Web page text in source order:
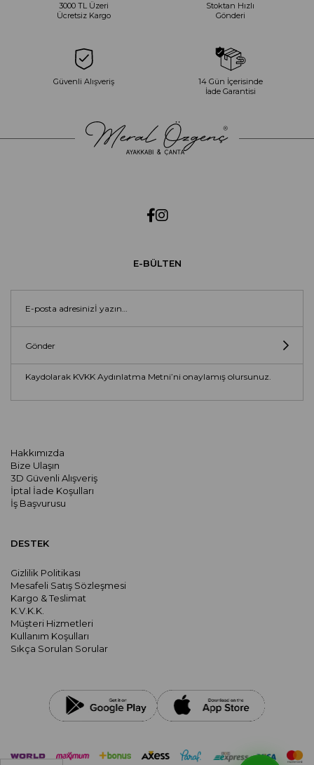
3000 TL Üzeri
Ücretsiz Kargo
Stoktan Hızlı
Gönderi
Güvenli Alışveriş
14 Gün İçerisinde
İade Garantisi
Hakkımızda
Bize Ulaşın
3D Güvenli Alışveriş
İptal İade Koşulları
İş Başvurusu
E-BÜLTEN
Gönder
Kaydolarak KVKK Aydınlatma Metni’ni onaylamış olursunuz.
DESTEK
Gizlilik Politikası
Mesafeli Satış Sözleşmesi
Kargo & Teslimat
K.V.K.K.
Müşteri Hizmetleri
Kullanım Koşulları
Sıkça Sorulan Sorular